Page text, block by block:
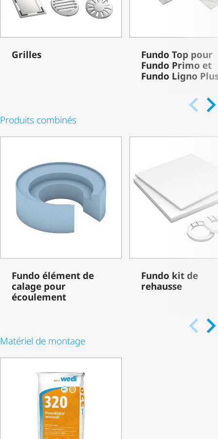
Grilles
Fundo Top pour
Fundo Primo et
Fundo Ligno
Produits combinés
Fundo élément de
calage pour
écoulement
Fundo kit de
rehausse
Matériel de montage